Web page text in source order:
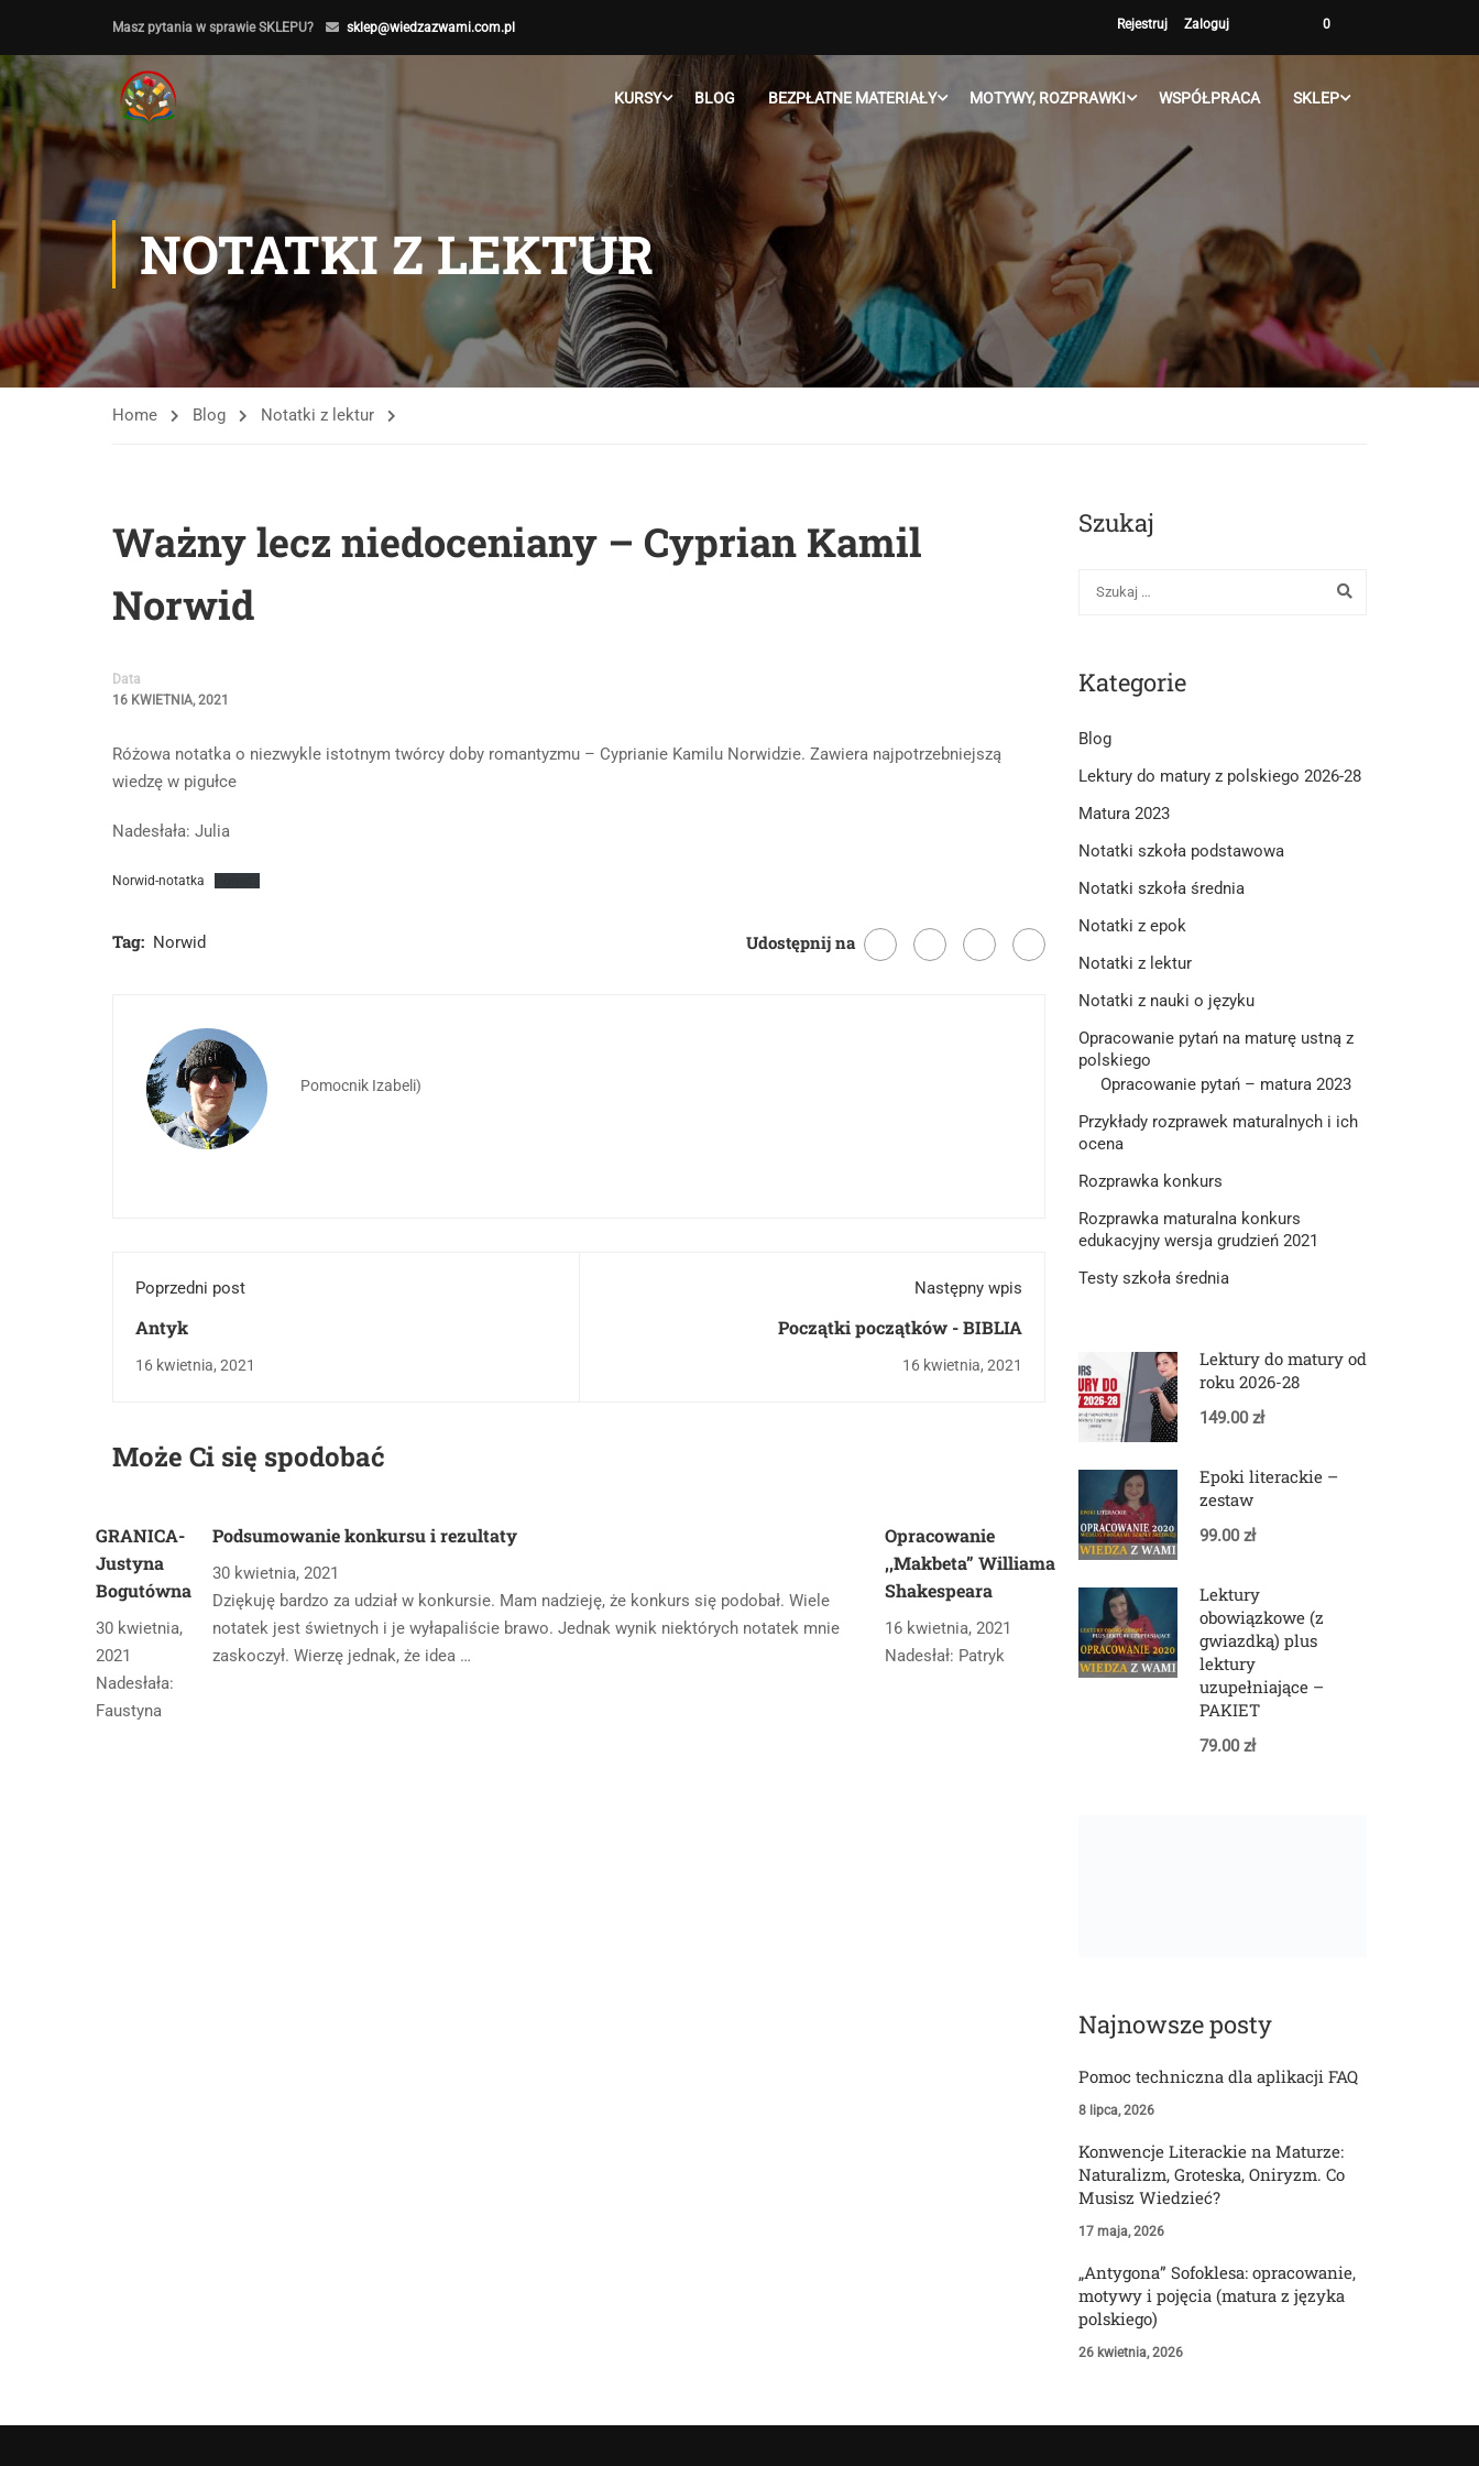
Masz pytania w sprawie SKLEPU? sklep@wiedzazwami.com.pl Rejestruj Zaloguj 0
KURSY BLOG BEZPŁATNE MATERIAŁY MOTYWY, ROZPRAWKI WSPÓŁPRACA SKLEP
NOTATKI Z LEKTUR
Home Blog Notatki z lektur
Ważny lecz niedoceniany – Cyprian Kamil
Norwid
Data
16 KWIETNIA, 2021
Różowa notatka o niezwykle istotnym twórcy doby romantyzmu – Cyprianie Kamilu Norwidzie. Zawiera najpotrzebniejszą
wiedzę w pigułce
Nadesłała: Julia
Norwid-notatka
Tag: Norwid Udostępnij na
Pomocnik Izabeli)
Poprzedni post
Antyk
16 kwietnia, 2021
Następny wpis
Początki początków - BIBLIA
16 kwietnia, 2021
Może Ci się spodobać
GRANICA-
Justyna
Bogutówna
30 kwietnia,
2021
Nadesłała:
Faustyna
Podsumowanie konkursu i rezultaty
30 kwietnia, 2021
Dziękuję bardzo za udział w konkursie. Mam nadzieję, że konkurs się podobał. Wiele
notatek jest świetnych i je wyłapaliście brawo. Jednak wynik niektórych notatek mnie
zaskoczył. Wierzę jednak, że idea …
Opracowanie
,,Makbeta” Williama
Shakespeara
16 kwietnia, 2021
Nadesłał: Patryk
Szukaj
Kategorie
Blog
Lektury do matury z polskiego 2026-28
Matura 2023
Notatki szkoła podstawowa
Notatki szkoła średnia
Notatki z epok
Notatki z lektur
Notatki z nauki o języku
Opracowanie pytań na maturę ustną z
polskiego
Opracowanie pytań – matura 2023
Przykłady rozprawek maturalnych i ich
ocena
Rozprawka konkurs
Rozprawka maturalna konkurs
edukacyjny wersja grudzień 2021
Testy szkoła średnia
Lektury do matury od
roku 2026-28
149.00 zł
Epoki literackie –
zestaw
99.00 zł
Lektury
obowiązkowe (z
gwiazdką) plus
lektury
uzupełniające –
PAKIET
79.00 zł
Najnowsze posty
Pomoc techniczna dla aplikacji FAQ
8 lipca, 2026
Konwencje Literackie na Maturze:
Naturalizm, Groteska, Oniryzm. Co
Musisz Wiedzieć?
17 maja, 2026
„Antygona” Sofoklesa: opracowanie,
motywy i pojęcia (matura z języka
polskiego)
26 kwietnia, 2026